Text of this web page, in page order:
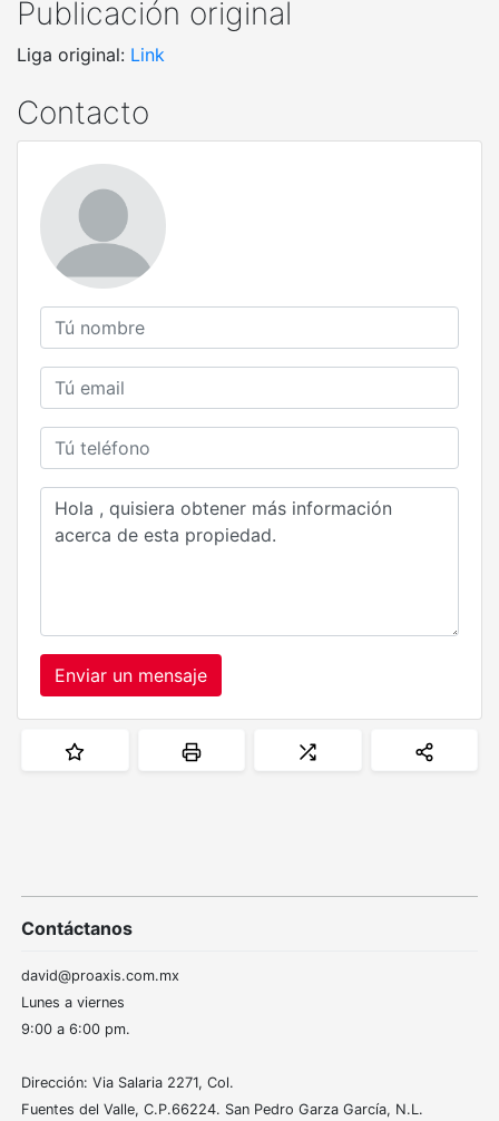
Publicación original
Liga original: Link
Contacto
Enviar un mensaje
Contáctanos
david@proaxis.com.mx
Lunes a viernes
9:00 a 6:00 pm.
Dirección: Via Salaria 2271, Col.
Fuentes del Valle, C.P.66224. San Pedro Garza García, N.L.